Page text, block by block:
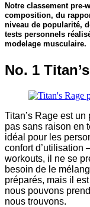
Notre classement pre-
composition, du
niveau de popularité,
tests personnels
modelage musculaire.
No. 1
Titan’s Rage est
pas sans raison en
idéal pour les
confort d’utilisation
workouts, il ne se
besoin de le
préparés, mais il
nous pouvons
nous trouvons.